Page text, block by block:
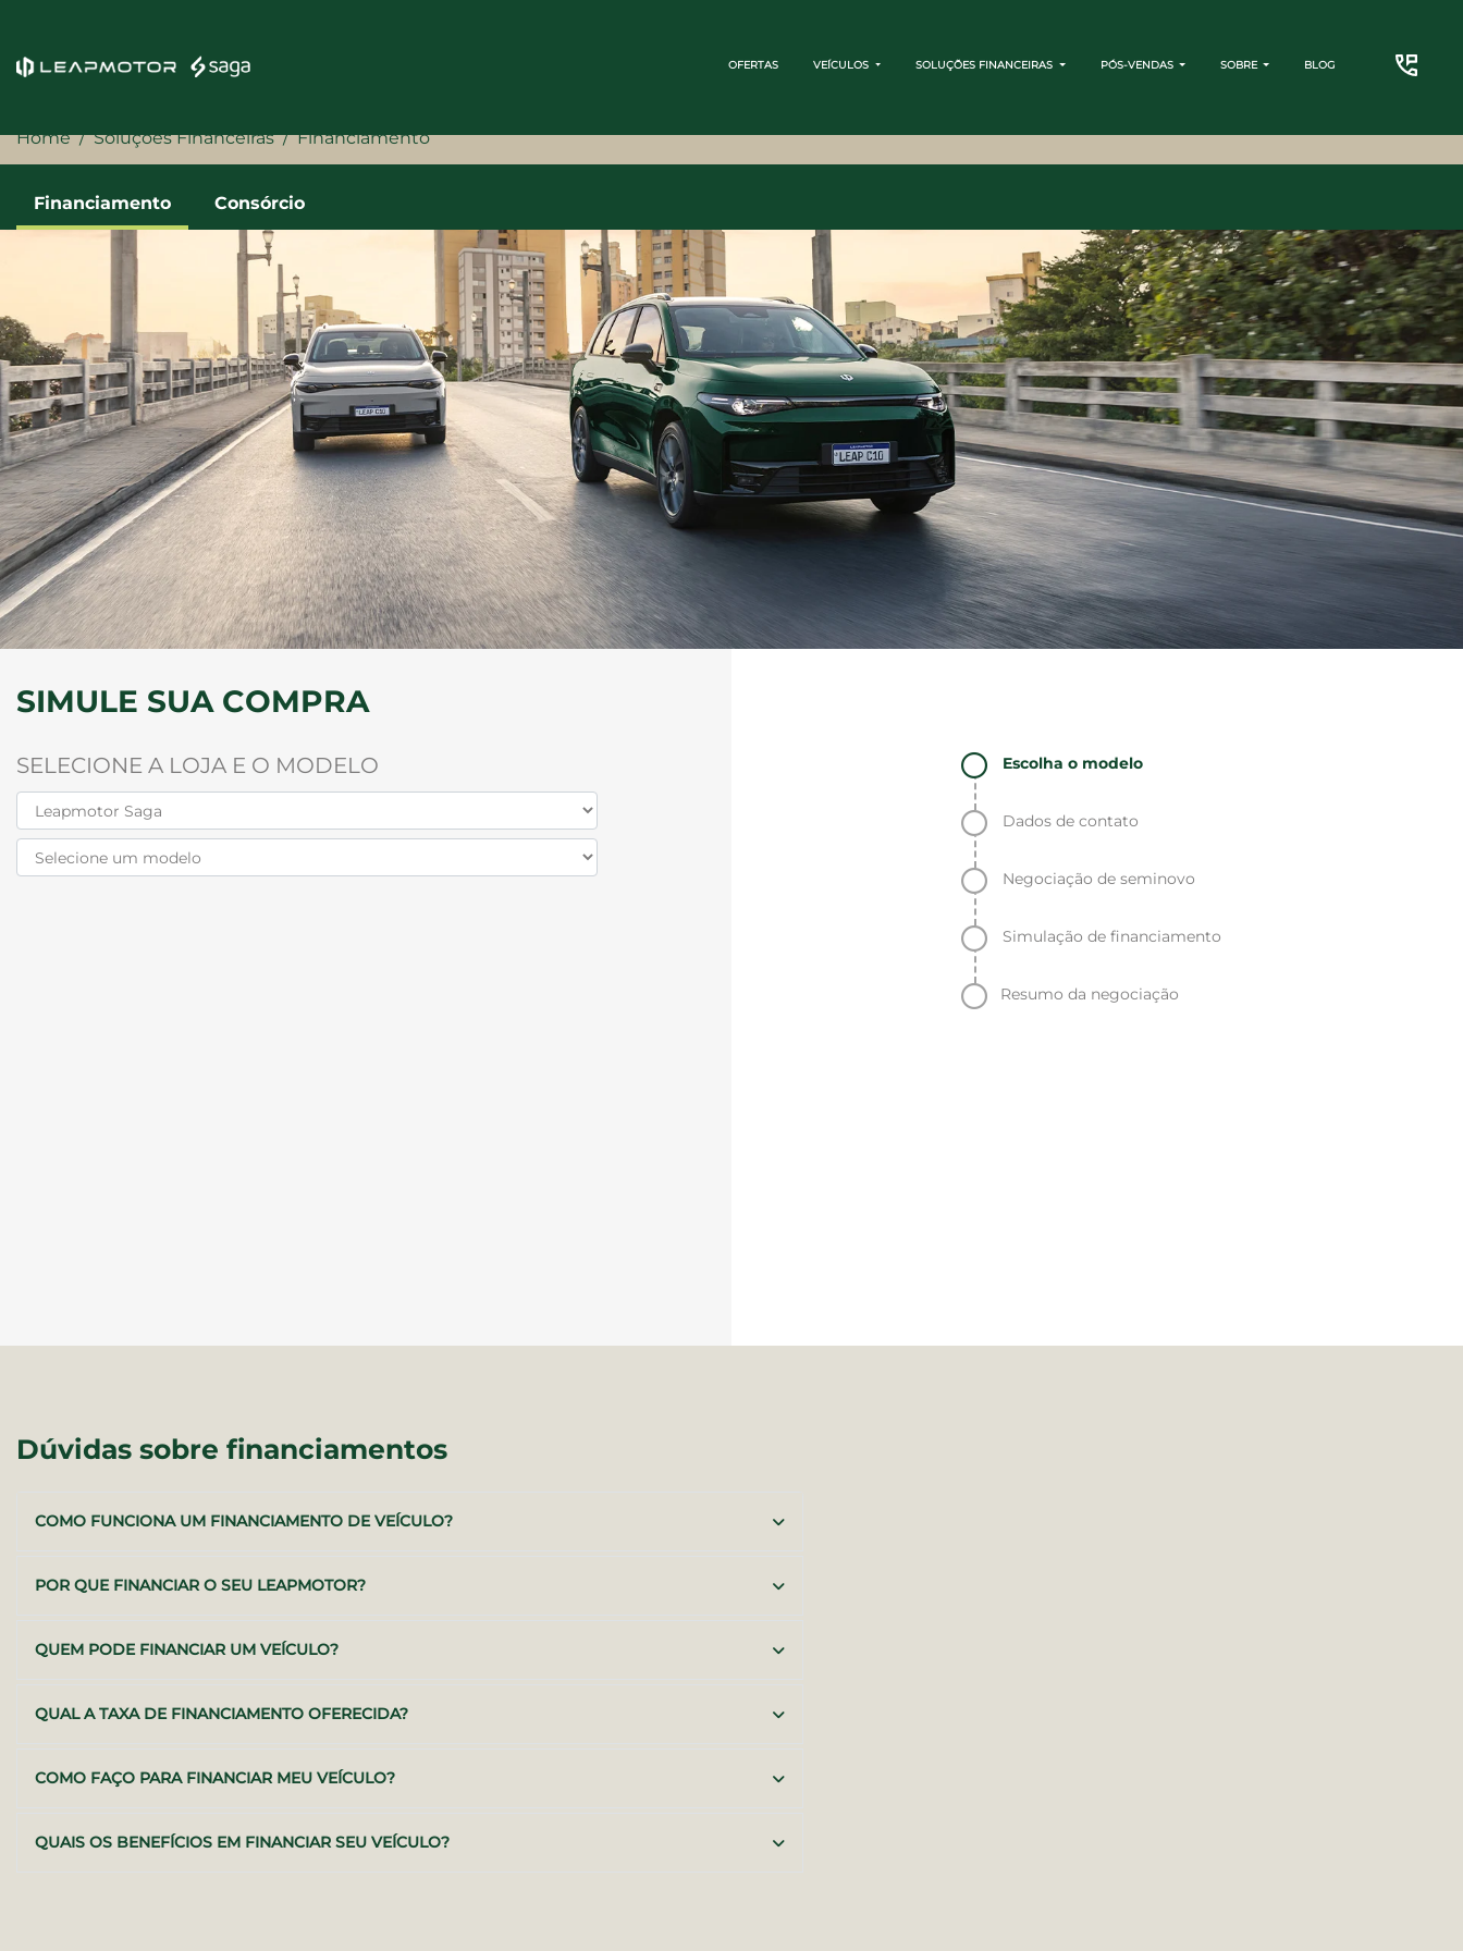
OFERTAS VEÍCULOS SOLUÇÕES FINANCEIRAS PÓS-VENDAS SOBRE BLOG
Home Soluções Financeiras Financiamento
Financiamento Consórcio
SIMULE SUA COMPRA
SELECIONE A LOJA E O MODELO Escolha o modelo
Dados de contato
Negociação de seminovo
Simulação de financiamento
Resumo da negociação
Dúvidas sobre financiamentos
COMO FUNCIONA UM FINANCIAMENTO DE VEÍCULO?
POR QUE FINANCIAR O SEU LEAPMOTOR?
QUEM PODE FINANCIAR UM VEÍCULO?
QUAL A TAXA DE FINANCIAMENTO OFERECIDA?
COMO FAÇO PARA FINANCIAR MEU VEÍCULO?
QUAIS OS BENEFÍCIOS EM FINANCIAR SEU VEÍCULO?